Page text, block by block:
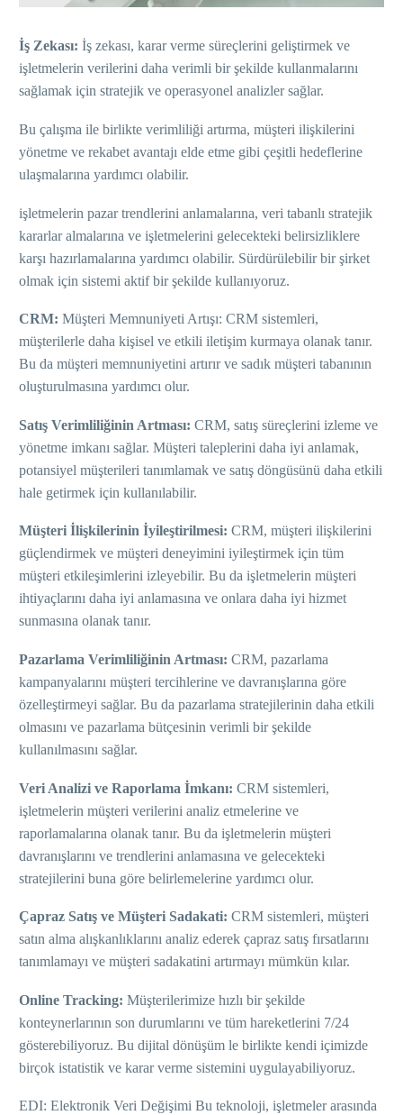
İş Zekası: İş zekası, karar verme süreçlerini geliştirmek ve
işletmelerin verilerini daha verimli bir şekilde kullanmalarını
sağlamak için stratejik ve operasyonel analizler sağlar.
Bu çalışma ile birlikte verimliliği artırma, müşteri ilişkilerini
yönetme ve rekabet avantajı elde etme gibi çeşitli hedeflerine
ulaşmalarına yardımcı olabilir.
işletmelerin pazar trendlerini anlamalarına, veri tabanlı stratejik
kararlar almalarına ve işletmelerini gelecekteki belirsizliklere
karşı hazırlamalarına yardımcı olabilir. Sürdürülebilir bir şirket
olmak için sistemi aktif bir şekilde kullanıyoruz.
CRM: Müşteri Memnuniyeti Artışı: CRM sistemleri,
müşterilerle daha kişisel ve etkili iletişim kurmaya olanak tanır.
Bu da müşteri memnuniyetini artırır ve sadık müşteri tabanının
oluşturulmasına yardımcı olur.
Satış Verimliliğinin Artması: CRM, satış süreçlerini izleme ve
yönetme imkanı sağlar. Müşteri taleplerini daha iyi anlamak,
potansiyel müşterileri tanımlamak ve satış döngüsünü daha etkili
hale getirmek için kullanılabilir.
Müşteri İlişkilerinin İyileştirilmesi: CRM, müşteri ilişkilerini
güçlendirmek ve müşteri deneyimini iyileştirmek için tüm
müşteri etkileşimlerini izleyebilir. Bu da işletmelerin müşteri
ihtiyaçlarını daha iyi anlamasına ve onlara daha iyi hizmet
sunmasına olanak tanır.
Pazarlama Verimliliğinin Artması: CRM, pazarlama
kampanyalarını müşteri tercihlerine ve davranışlarına göre
özelleştirmeyi sağlar. Bu da pazarlama stratejilerinin daha etkili
olmasını ve pazarlama bütçesinin verimli bir şekilde
kullanılmasını sağlar.
Veri Analizi ve Raporlama İmkanı: CRM sistemleri,
işletmelerin müşteri verilerini analiz etmelerine ve
raporlamalarına olanak tanır. Bu da işletmelerin müşteri
davranışlarını ve trendlerini anlamasına ve gelecekteki
stratejilerini buna göre belirlemelerine yardımcı olur.
Çapraz Satış ve Müşteri Sadakati: CRM sistemleri, müşteri
satın alma alışkanlıklarını analiz ederek çapraz satış fırsatlarını
tanımlamayı ve müşteri sadakatini artırmayı mümkün kılar.
Online Tracking: Müşterilerimize hızlı bir şekilde
konteynerlarının son durumlarını ve tüm hareketlerini 7/24
gösterebiliyoruz. Bu dijital dönüşüm le birlikte kendi içimizde
birçok istatistik ve karar verme sistemini uygulayabiliyoruz.
EDI: Elektronik Veri Değişimi Bu teknoloji, işletmeler arasında